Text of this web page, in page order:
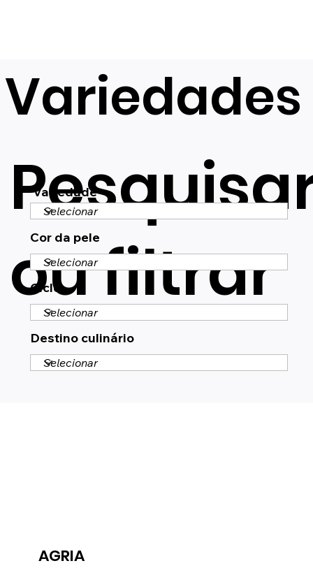
Variedades
ou filtrar
Variedade
Cor da pele
Ciclo
Destino culinário
AGRIA